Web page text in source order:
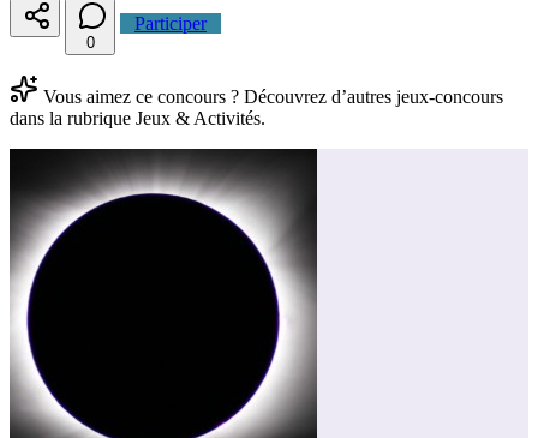
0
Participer
Vous aimez ce concours ? Découvrez d’autres jeux-concours
dans la rubrique Jeux & Activités.